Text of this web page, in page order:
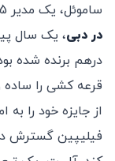
ساموئل، یک مدیر 25 ساله F&B یک رستوران
در دبی
درهم برنده شده
قرعه کشی را
از جایزه خود را به
فیلیپین گسترش